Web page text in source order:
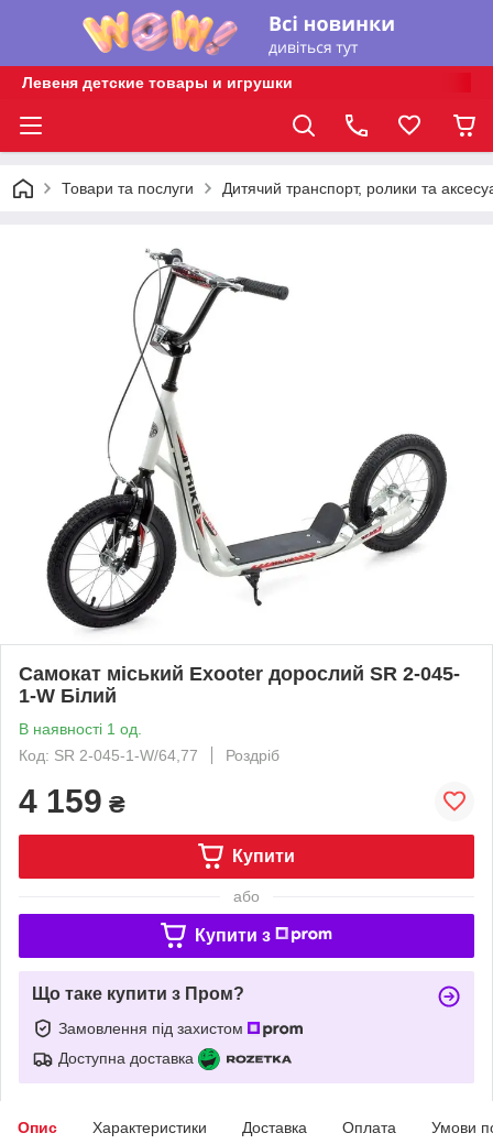
Левеня детские товары и игрушки
Товари та послуги Дитячий транспорт, ролики та
Самокат міський Exooter дорослий SR 2-045-
1-W Білий
В наявності 1 од.
Код: SR 2-045-1-W/64,77
Роздріб
4 159 ₴
Купити
або
Купити з
Що таке купити з Пром?
Замовлення під захистом
Доступна доставка
Опис Характеристики Доставка Оплата Умови